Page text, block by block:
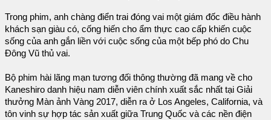
Trong phim, anh chàng điển trai đóng vai một giám đốc điều hành
khách sạn giàu có, cống hiến cho ẩm thực cao cấp khiến cuộc
sống của anh gắn liền với cuộc sống của một bếp phó do Chu
Đông Vũ thủ vai.
Bộ phim hài lãng mạn tương đối thông thường đã mang về cho
Kaneshiro danh hiệu nam diễn viên chính xuất sắc nhất tại Giải
thưởng Màn ảnh Vàng 2017, diễn ra ở Los Angeles, California, và
tôn vinh sự hợp tác sản xuất giữa Trung Quốc và các nền điện